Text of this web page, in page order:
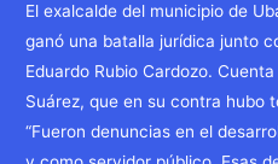
El exalcalde del municipio de
ganó una batalla jurídica junto
Eduardo Rubio Cardozo.
Suárez, que en su contra hubo
“Fueron denuncias en el